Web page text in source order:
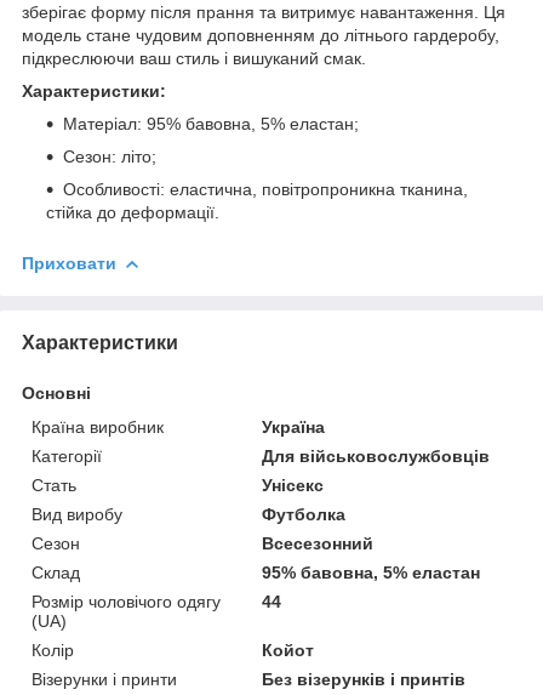
зберігає форму після прання та витримує навантаження. Ця
модель стане чудовим доповненням до літнього гардеробу,
підкреслюючи ваш стиль і вишуканий смак.
Характеристики:
Матеріал: 95% бавовна, 5% еластан;
Сезон: літо;
Особливості: еластична, повітропроникна тканина,
стійка до деформації.
Приховати
Характеристики
Основні
Країна виробник
Україна
Категорії
Для військовослужбовців
Стать
Унісекс
Вид виробу
Футболка
Сезон
Всесезонний
Склад
95% бавовна, 5% еластан
Розмір чоловічого одягу
(UA)
44
Колір
Койот
Візерунки і принти
Без візерунків і принтів